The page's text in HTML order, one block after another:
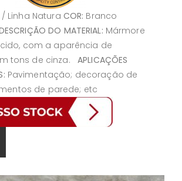
Linha Natura COR: Branco
DO MATERIAL: Mármore
com a aparência de
tons de cinza.APLICAÇÕES
Pavimentação; decoração de
de parede; etc